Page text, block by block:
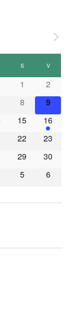
SSZOMBAT
VVASÁRNAP
1
2
8
9
15
16
22
23
29
30
5 6